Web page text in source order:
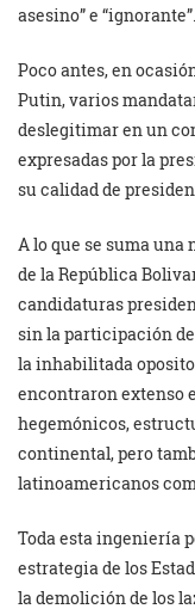
asesino” e “ignorante”.
Poco antes, en
Putin, varios
deslegitimar en un
expresadas por la
su calidad de
A lo que se suma
de la República
candidaturas
sin la participación de
la inhabilitada
encontraron extenso
hegemónicos,
continental, pero
latinoamericanos
Toda esta ingeniería
estrategia de los
la demolición de los